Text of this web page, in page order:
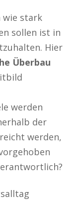
wie stark
sollen ist in
Hier
Überbau
werden
der
werden,